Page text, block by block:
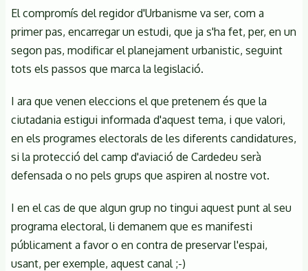
El compromís del regidor d'Urbanisme va ser, com a
primer pas, encarregar un estudi, que ja s'ha fet, per, en un
segon pas, modificar el planejament urbanistic, seguint
tots els passos que marca la legislació.
I ara que venen eleccions el que pretenem és que la
ciutadania estigui informada d'aquest tema, i que valori,
en els programes electorals de les diferents candidatures,
si la protecció del camp d'aviació de Cardedeu serà
defensada o no pels grups que aspiren al nostre vot.
I en el cas de que algun grup no tingui aquest punt al seu
programa electoral, li demanem que es manifesti
públicament a favor o en contra de preservar l'espai,
usant, per exemple, aquest canal ;-)